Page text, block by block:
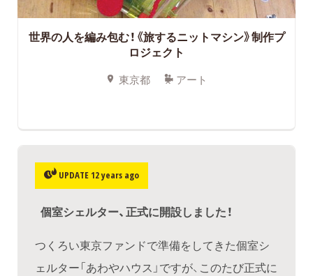
世界の人を編み包む！《旅するニットマシン》制作プ
ロジェクト
東京都 アート
UPDATE 12 years ago
個室シェルター、正式に開設しました！
つくろい東京ファンドで準備をしてきた個室シ
ェルター「あわやハウス」ですが、このたび正式に